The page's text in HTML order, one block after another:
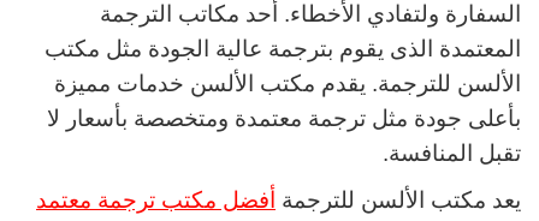
السفارة ولتفادي الأخطاء. أحد مكاتب الترجمة
المعتمدة الذى يقوم بترجمة عالية الجودة مثل مكتب
الألسن للترجمة. يقدم مكتب الألسن خدمات مميزة
بأعلى جودة مثل ترجمة معتمدة ومتخصصة بأسعار لا
تقبل المنافسة.
يعد مكتب الألسن للترجمة أفضل مكتب ترجمة معتمد